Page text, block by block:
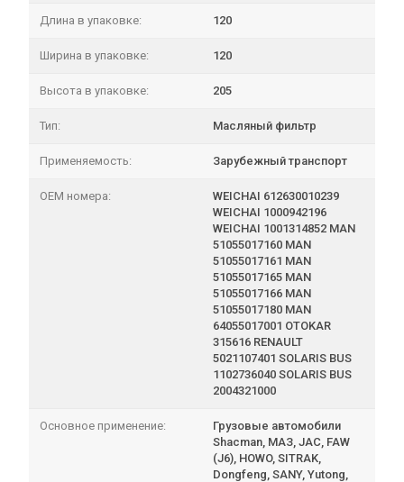
Длина в упаковке: 120
Ширина в упаковке: 120
Высота в упаковке: 205
Тип: Масляный фильтр
Применяемость: Зарубежный транспорт
OEM номера:
WEICHAI 612630010239
WEICHAI 1000942196
WEICHAI 1001314852 MAN
51055017160 MAN
51055017161 MAN
51055017165 MAN
51055017166 MAN
51055017180 MAN
64055017001 OTOKAR
315616 RENAULT
5021107401 SOLARIS BUS
1102736040 SOLARIS BUS
2004321000
Основное применение:
Грузовые автомобили
Shacman, МАЗ, JAC, FAW
(J6), HOWO, SITRAK,
Dongfeng, SANY, Yutong,